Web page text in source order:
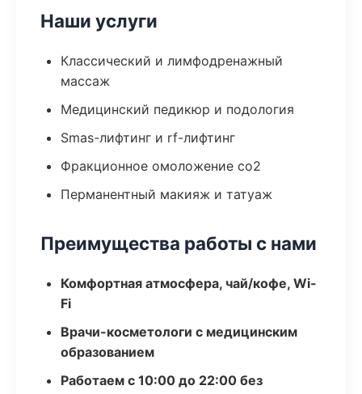
Наши услуги
Классический и лимфодренажный
массаж
Медицинский педикюр и подология
Smas-лифтинг и rf-лифтинг
Фракционное омоложение co2
Перманентный макияж и татуаж
Преимущества работы с нами
Комфортная атмосфера, чай/кофе, Wi-
Fi
Врачи-косметологи с медицинским
образованием
Работаем с 10:00 до 22:00 без